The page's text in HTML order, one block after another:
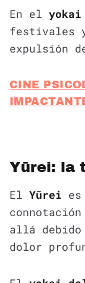
En el
festivales
expulsión
CINE
Yūrei: la
El Yūrei
allá debido
dolor